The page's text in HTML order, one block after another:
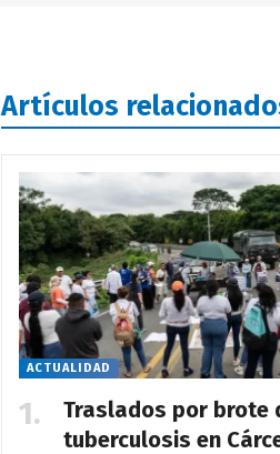
Artículos
ACTUALIDAD
Traslados por brote
tuberculosis en